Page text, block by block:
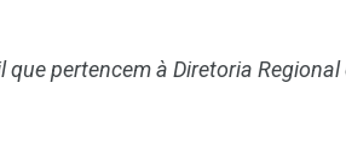
pertencem à Diretoria Regional